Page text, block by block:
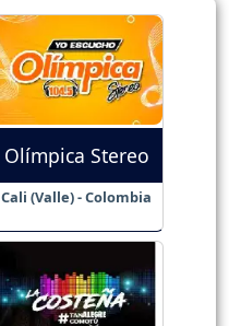
Olímpica Stereo
Cali (Valle) - Colombia